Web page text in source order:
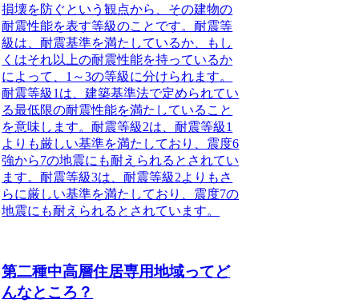
損壊を防ぐという観点から、その建物の
耐震性能を表す等級のことです。耐震等
級は、耐震基準を満たしているか、もし
くはそれ以上の耐震性能を持っているか
によって、1～3の等級に分けられます。
耐震等級1は、建築基準法で定められてい
る最低限の耐震性能を満たしていること
を意味します。耐震等級2は、耐震等級1
よりも厳しい基準を満たしており、震度6
強から7の地震にも耐えられるとされてい
ます。耐震等級3は、耐震等級2よりもさ
らに厳しい基準を満たしており、震度7の
地震にも耐えられるとされています。
第二種中高層住居専用地域ってど
んなところ？